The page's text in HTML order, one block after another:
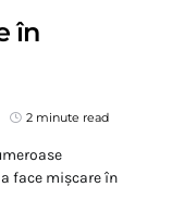
în
2 minute read
face mișcare în